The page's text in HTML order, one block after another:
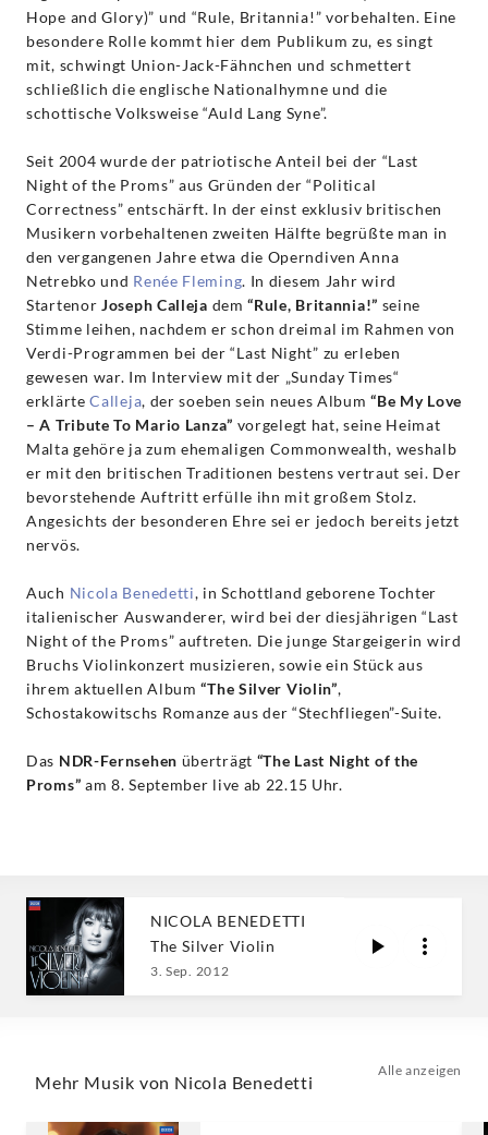
Hope and Glory)” und “Rule, Britannia!” vorbehalten. Eine
besondere Rolle kommt hier dem Publikum zu, es singt
mit, schwingt Union-Jack-Fähnchen und schmettert
schließlich die englische Nationalhymne und die
schottische Volksweise “Auld Lang Syne”.
Seit 2004 wurde der patriotische Anteil bei der “Last
Night of the Proms” aus Gründen der “Political
Correctness” entschärft. In der einst exklusiv britischen
Musikern vorbehaltenen zweiten Hälfte begrüßte man in
den vergangenen Jahre etwa die Operndiven Anna
Netrebko und Renée Fleming. In diesem Jahr wird
Startenor Joseph Calleja dem“Rule, Britannia!” seine
Stimme leihen, nachdem er schon dreimal im Rahmen von
Verdi-Programmen bei der “Last Night” zu erleben
gewesen war. Im Interview mit der „Sunday Times“
erklärteCalleja, der soeben sein neues Album“Be My Love
– A Tribute To Mario Lanza” vorgelegt hat, seine Heimat
Malta gehöre ja zum ehemaligen Commonwealth, weshalb
er mit den britischen Traditionen bestens vertraut sei. Der
bevorstehende Auftritt erfülle ihn mit großem Stolz.
Angesichts der besonderen Ehre sei er jedoch bereits jetzt
nervös.
Auch Nicola Benedetti, in Schottland geborene Tochter
italienischer Auswanderer, wird bei der diesjährigen “Last
Night of the Proms” auftreten. Die junge Stargeigerin wird
Bruchs Violinkonzert musizieren, sowie ein Stück aus
ihrem aktuellen Album “The Silver Violin”,
Schostakowitschs Romanze aus der “Stechfliegen”-Suite.
Das NDR-Fernsehen überträgt “The Last Night of the
Proms” am 8. September live ab 22.15 Uhr.
NICOLA BENEDETTI
The Silver Violin
3. Sep. 2012
Mehr Musik von Nicola Benedetti
Alle anzeigen